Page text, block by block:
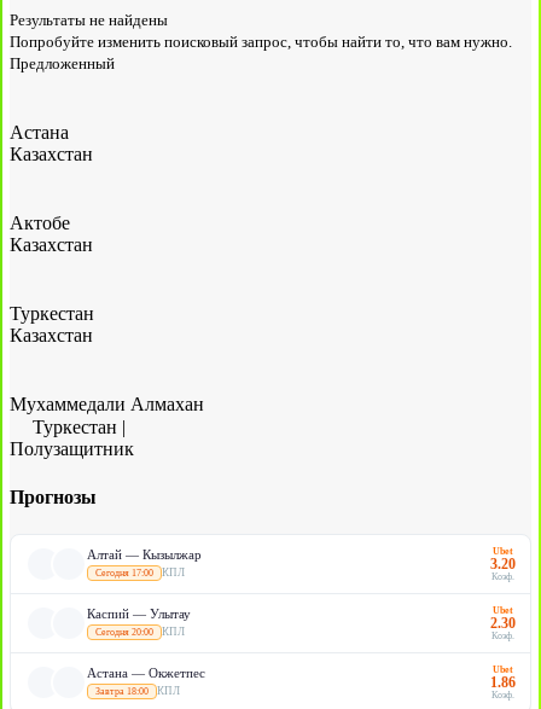
Результаты не найдены
Попробуйте изменить поисковый запрос, чтобы найти то, что вам нужно.
Предложенный
Астана
Казахстан
Актобе
Казахстан
Туркестан
Казахстан
Мухаммедали Алмахан
Туркестан |
Полузащитник
Прогнозы
Алтай — Кызылжар
Сегодня 17:00 КПЛ
Ubet
3.20
Коэф.
Каспий — Улытау
Сегодня 20:00 КПЛ
Ubet
2.30
Коэф.
Астана — Окжетпес
Завтра 18:00 КПЛ
Ubet
1.86
Коэф.